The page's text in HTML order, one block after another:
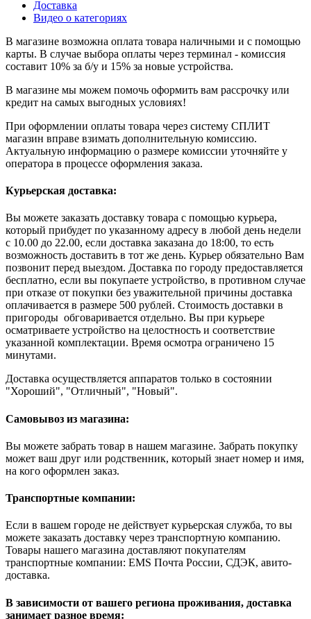
Доставка
Видео о категориях
В магазине возможна оплата товара наличными и с помощью
карты. В случае выбора оплаты через терминал - комиссия
составит 10% за б/у и 15% за новые устройства.
В магазине мы можем помочь оформить вам рассрочку или
кредит на самых выгодных условиях!
При оформлении оплаты товара через систему СПЛИТ
магазин вправе взимать дополнительную комиссию.
Актуальную информацию о размере комиссии уточняйте у
оператора в процессе оформления заказа.
Курьерская доставка:
Вы можете заказать доставку товара с помощью курьера,
который прибудет по указанному адресу в любой день недели
с 10.00 до 22.00, если доставка заказана до 18:00, то есть
возможность доставить в тот же день. Курьер обязательно Вам
позвонит перед выездом. Доставка по городу предоставляется
бесплатно, если вы покупаете устройство, в противном случае
при отказе от покупки без уважительной причины доставка
оплачивается в размере 500 рублей. Стоимость доставки в
пригороды обговаривается отдельно. Вы при курьере
осматриваете устройство на целостность и соответствие
указанной комплектации. Время осмотра ограничено 15
минутами.
Доставка осуществляется аппаратов только в состоянии
"Хороший", "Отличный", "Новый".
Самовывоз из магазина:
Вы можете забрать товар в нашем магазине. Забрать покупку
может ваш друг или родственник, который знает номер и имя,
на кого оформлен заказ.
Транспортные компании:
Если в вашем городе не действует курьерская служба, то вы
можете заказать доставку через транспортную компанию.
Товары нашего магазина доставляют покупателям
транспортные компании: EMS Почта России, СДЭК, авито-
доставка.
В зависимости от вашего региона проживания, доставка
занимает разное время: